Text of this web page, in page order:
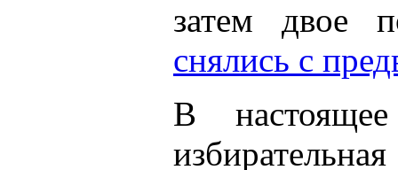
затем двое
снялись с
В настоящее